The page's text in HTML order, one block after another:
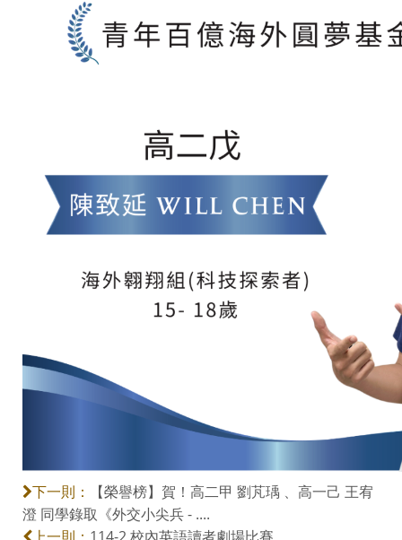
下一則：
【榮譽榜】賀！高二甲 劉芃瑀 、高一己 王宥
澄 同學錄取《外交小尖兵 - ....
上一則： 114-2 校內英語讀者劇場比賽